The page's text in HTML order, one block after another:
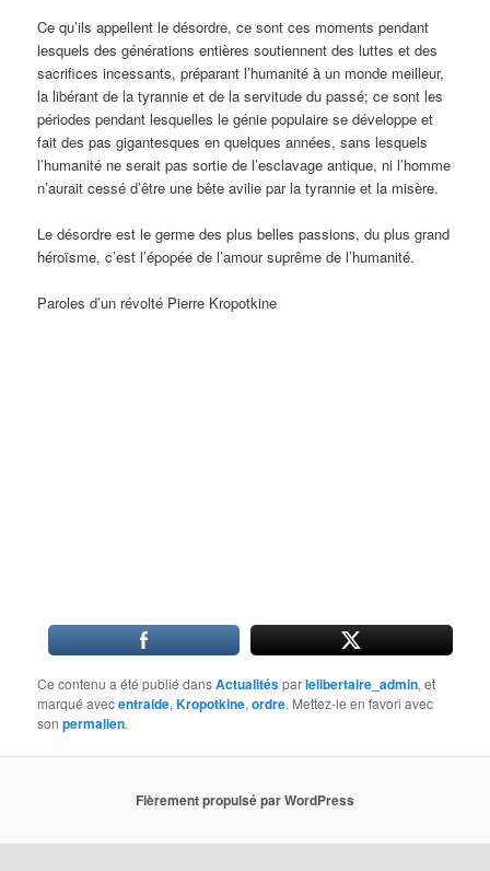
Ce qu’ils appellent le désordre, ce sont ces moments pendant
lesquels des générations entières soutiennent des luttes et des
sacrifices incessants, préparant l’humanité à un monde meilleur,
la libérant de la tyrannie et de la servitude du passé; ce sont les
périodes pendant lesquelles le génie populaire se développe et
fait des pas gigantesques en quelques années, sans lesquels
l’humanité ne serait pas sortie de l’esclavage antique, ni l’homme
n’aurait cessé d’être une bête avilie par la tyrannie et la misère.
Le désordre est le germe des plus belles passions, du plus grand
héroïsme, c’est l’épopée de l’amour suprême de l’humanité.
Paroles d’un révolté Pierre Kropotkine
Ce contenu a été publié dansActualitésparlelibertaire_admin, et
marqué avecentraide,Kropotkine,ordre. Mettez-le en favori avec
sonpermalien.
Fièrement propulsé par WordPress